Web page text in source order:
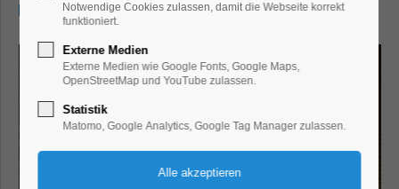
14.12.2025, 17:00–18:30
Notwendige Cookies zulassen, damit die Webseite korrekt
funktioniert.
Externe Medien
Externe Medien wie Google Fonts, Google Maps,
OpenStreetMap und YouTube zulassen.
Statistik
Matomo, Google Analytics, Google Tag Manager zulassen.